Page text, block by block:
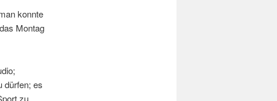
konnte
Montag
dürfen; es
zu